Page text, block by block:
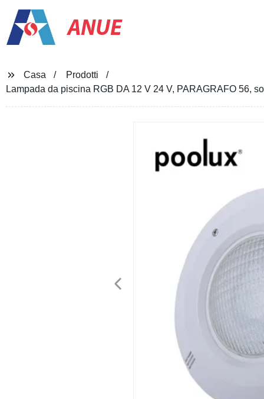
ANUE
Casa
Prodotti
Lampada da piscina RGB DA 12 V 24 V, PARAGRAFO 56,